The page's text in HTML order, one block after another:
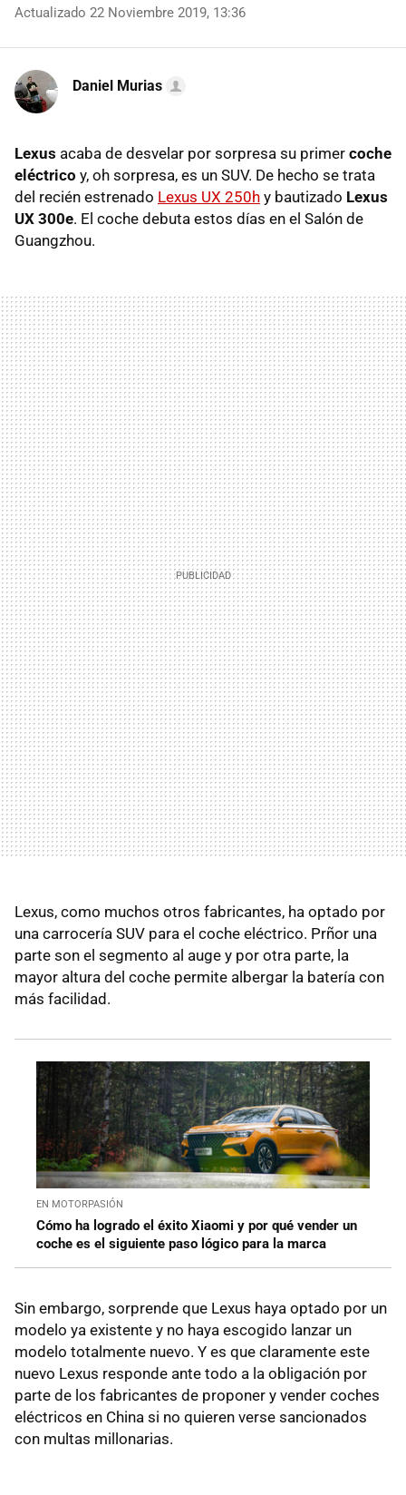
Actualizado 22 Noviembre 2019, 13:36
Daniel Murias
Lexus acaba de desvelar por sorpresa su primer coche
eléctrico y, oh sorpresa, es un SUV. De hecho se trata
del recién estrenado Lexus UX 250h y bautizado Lexus
UX 300e. El coche debuta estos días en el Salón de
Guangzhou.
Lexus, como muchos otros fabricantes, ha optado por
una carrocería SUV para el coche eléctrico. Prñor una
parte son el segmento al auge y por otra parte, la
mayor altura del coche permite albergar la batería con
más facilidad.
EN MOTORPASIÓN
Cómo ha logrado el éxito Xiaomi y por qué vender un
coche es el siguiente paso lógico para la marca
Sin embargo, sorprende que Lexus haya optado por un
modelo ya existente y no haya escogido lanzar un
modelo totalmente nuevo. Y es que claramente este
nuevo Lexus responde ante todo a la obligación por
parte de los fabricantes de proponer y vender coches
eléctricos en China si no quieren verse sancionados
con multas millonarias.